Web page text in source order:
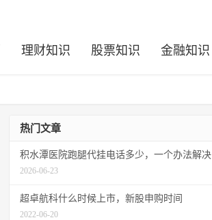
理财知识 股票知识 金融知识
热门文章
积水潭医院跑腿代挂电话多少，一个办法解决
2026-06-23
超卓航科什么时候上市，新股申购时间
2022-06-20